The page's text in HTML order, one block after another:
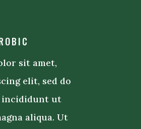
sit amet,
elit, sed do
incididunt ut
aliqua. Ut